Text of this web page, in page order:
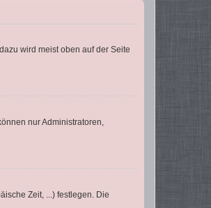
wird meist oben auf der Seite
nur Administratoren,
Zeit, ...) festlegen. Die